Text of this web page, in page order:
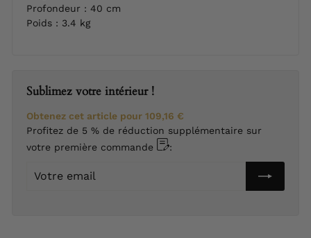
Profondeur : 40 cm
Poids : 3.4 kg
Sublimez votre intérieur !
Obtenez cet article pour 109,16 €
Profitez de 5 % de réduction supplémentaire sur
votre première commande
:
Votre